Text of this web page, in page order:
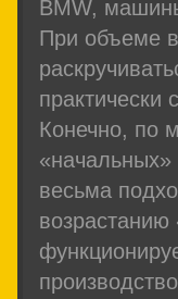
BMW,
При объеме
практически
Конечно, по
«начальных»
весьма
возрастанию